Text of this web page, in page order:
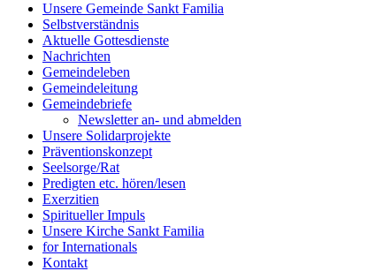
Unsere Gemeinde Sankt Familia
Selbstverständnis
Aktuelle Gottesdienste
Nachrichten
Gemeindeleben
Gemeindeleitung
Gemeindebriefe
Newsletter an- und abmelden
Unsere Solidarprojekte
Präventionskonzept
Seelsorge/Rat
Predigten etc. hören/lesen
Exerzitien
Spiritueller Impuls
Unsere Kirche Sankt Familia
for Internationals
Kontakt